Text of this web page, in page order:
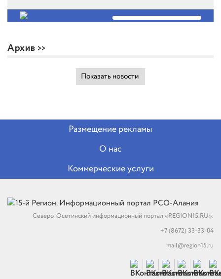
Архив
Показать новости
Размещение рекламы
О нас
Коммерческие услуги
Северо-Осетинский информационный портал «REGION15.RU».
+7 (8672) 33-33-04
mail@region15.ru